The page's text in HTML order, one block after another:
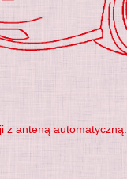
z anteną automatyczną.